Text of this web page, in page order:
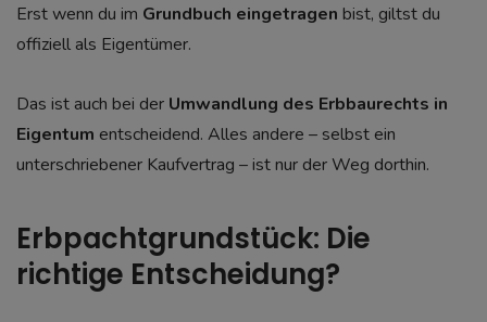
Erst wenn du im Grundbuch eingetragen bist, giltst du
offiziell als Eigentümer.
Das ist auch bei der Umwandlung des Erbbaurechts in
Eigentum entscheidend. Alles andere – selbst ein
unterschriebener Kaufvertrag – ist nur der Weg dorthin.
Erbpachtgrundstück: Die
richtige Entscheidung?